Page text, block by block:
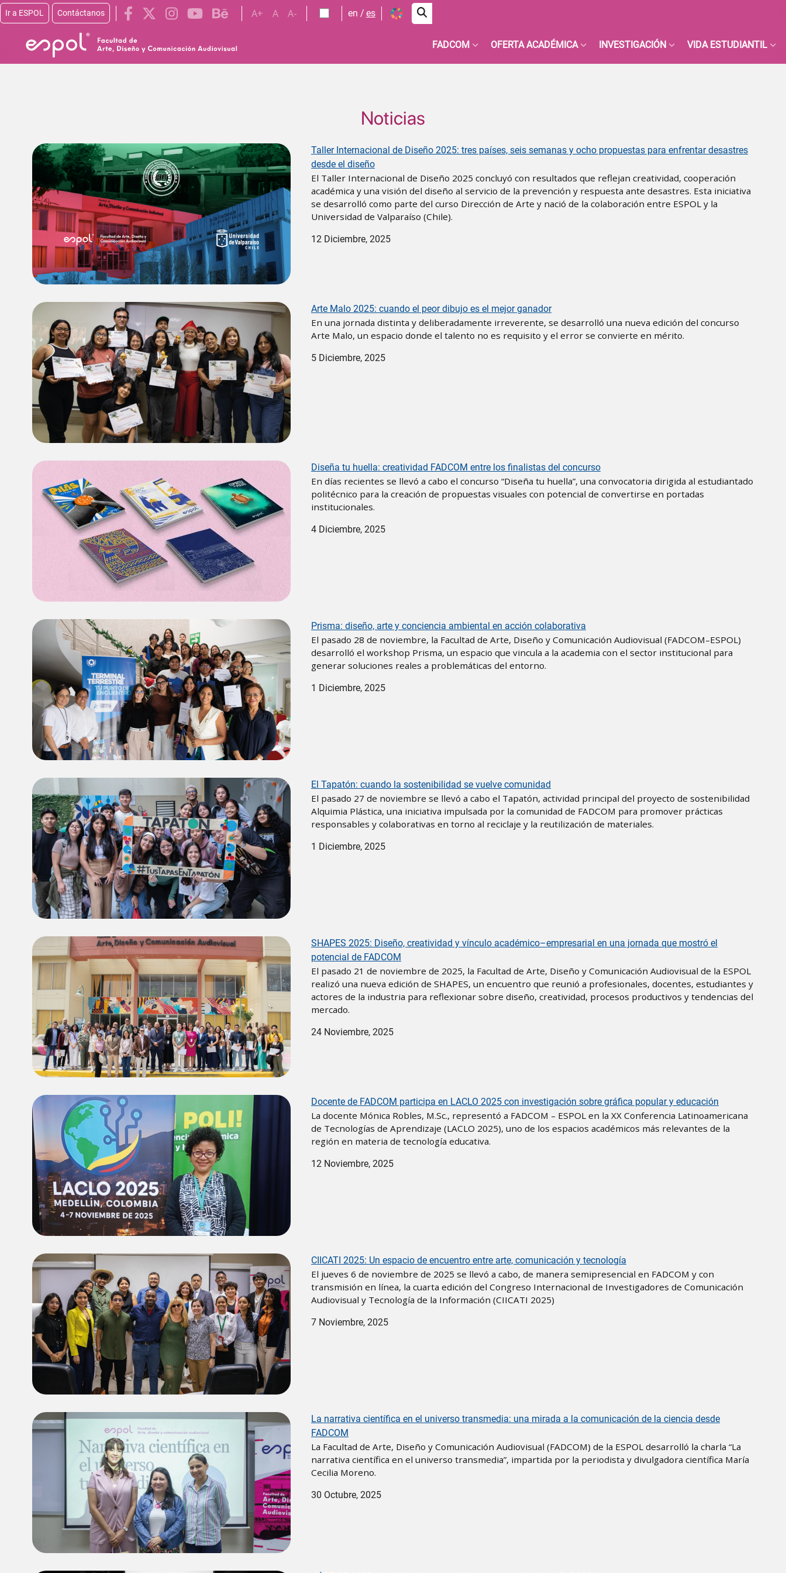
Pasar al contenido principal
Ir a ESPOL Contáctanos A+ A A- en es
FADCOM OFERTA ACADÉMICA INVESTIGACIÓN VIDA ESTUDIANTIL
Noticias
Image
Taller Internacional de Diseño 2025: tres países, seis semanas y ocho propuestas para enfrentar desastres
desde el diseño
El Taller Internacional de Diseño 2025 concluyó con resultados que reflejan creatividad, cooperación
académica y una visión del diseño al servicio de la prevención y respuesta ante desastres. Esta iniciativa
se desarrolló como parte del curso Dirección de Arte y nació de la colaboración entre ESPOL y la
Universidad de Valparaíso (Chile).
12 Diciembre, 2025
Image Arte Malo 2025: cuando el peor dibujo es el mejor ganador
En una jornada distinta y deliberadamente irreverente, se desarrolló una nueva edición del concurso
Arte Malo, un espacio donde el talento no es requisito y el error se convierte en mérito.
5 Diciembre, 2025
Image Diseña tu huella: creatividad FADCOM entre los finalistas del concurso
En días recientes se llevó a cabo el concurso “Diseña tu huella”, una convocatoria dirigida al estudiantado
politécnico para la creación de propuestas visuales con potencial de convertirse en portadas
institucionales.
4 Diciembre, 2025
Image Prisma: diseño, arte y conciencia ambiental en acción colaborativa
El pasado 28 de noviembre, la Facultad de Arte, Diseño y Comunicación Audiovisual (FADCOM–ESPOL)
desarrolló el workshop Prisma, un espacio que vincula a la academia con el sector institucional para
generar soluciones reales a problemáticas del entorno.
1 Diciembre, 2025
Image El Tapatón: cuando la sostenibilidad se vuelve comunidad
El pasado 27 de noviembre se llevó a cabo el Tapatón, actividad principal del proyecto de sostenibilidad
Alquimia Plástica, una iniciativa impulsada por la comunidad de FADCOM para promover prácticas
responsables y colaborativas en torno al reciclaje y la reutilización de materiales.
1 Diciembre, 2025
Image
SHAPES 2025: Diseño, creatividad y vínculo académico–empresarial en una jornada que mostró el
potencial de FADCOM
El pasado 21 de noviembre de 2025, la Facultad de Arte, Diseño y Comunicación Audiovisual de la ESPOL
realizó una nueva edición de SHAPES, un encuentro que reunió a profesionales, docentes, estudiantes y
actores de la industria para reflexionar sobre diseño, creatividad, procesos productivos y tendencias del
mercado.
24 Noviembre, 2025
Image Docente de FADCOM participa en LACLO 2025 con investigación sobre gráfica popular y educación
La docente Mónica Robles, M.Sc., representó a FADCOM – ESPOL en la XX Conferencia Latinoamericana
de Tecnologías de Aprendizaje (LACLO 2025), uno de los espacios académicos más relevantes de la
región en materia de tecnología educativa.
12 Noviembre, 2025
Image CIICATI 2025: Un espacio de encuentro entre arte, comunicación y tecnología
El jueves 6 de noviembre de 2025 se llevó a cabo, de manera semipresencial en FADCOM y con
transmisión en línea, la cuarta edición del Congreso Internacional de Investigadores de Comunicación
Audiovisual y Tecnología de la Información (CIICATI 2025)
7 Noviembre, 2025
Image
La narrativa científica en el universo transmedia: una mirada a la comunicación de la ciencia desde
FADCOM
La Facultad de Arte, Diseño y Comunicación Audiovisual (FADCOM) de la ESPOL desarrolló la charla “La
narrativa científica en el universo transmedia”, impartida por la periodista y divulgadora científica María
Cecilia Moreno.
30 Octubre, 2025